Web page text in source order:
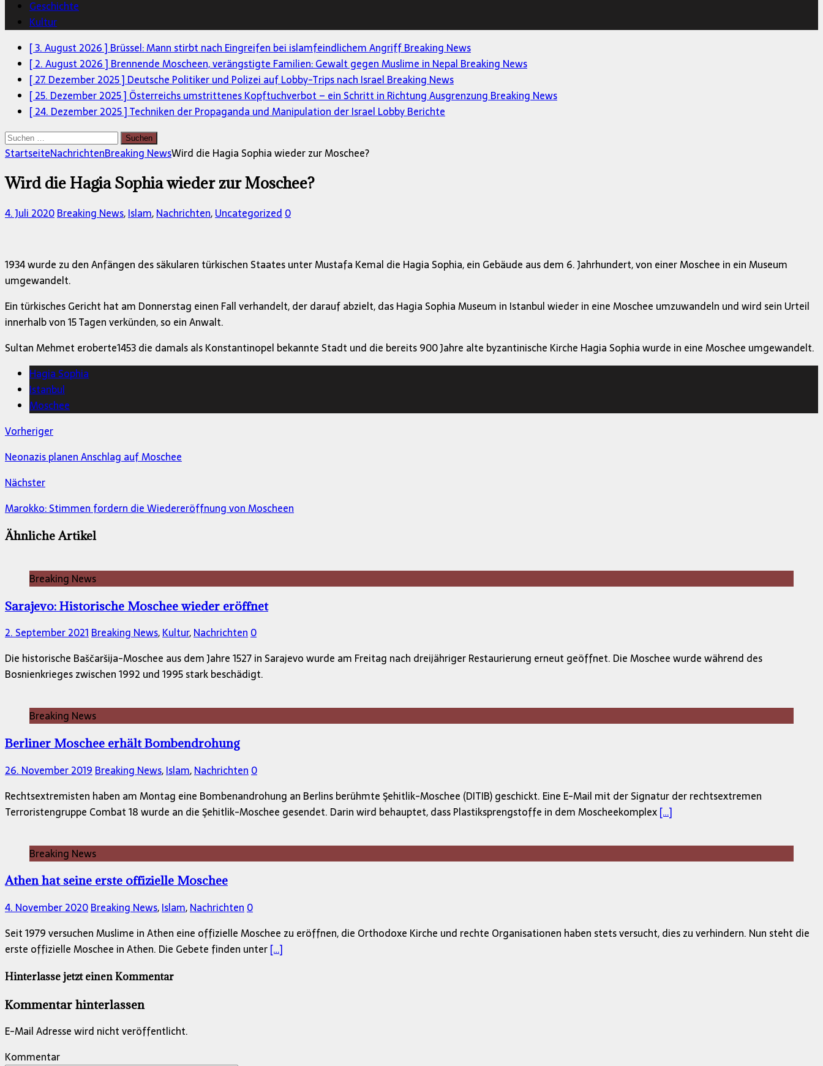
Geschichte
Kultur
[ 3. August 2026 ] Brüssel: Mann stirbt nach Eingreifen bei islamfeindlichem AngriffBreaking News
[ 2. August 2026 ] Brennende Moscheen, verängstigte Familien: Gewalt gegen Muslime in Nepal Breaking News
[ 27. Dezember 2025 ] Deutsche Politiker und Polizei auf Lobby-Trips nach Israel Breaking News
[ 25. Dezember 2025 ] Österreichs umstrittenes Kopftuchverbot – ein Schritt in Richtung Ausgrenzung Breaking News
[ 24. Dezember 2025 ]Techniken der Propaganda und Manipulation der Israel LobbyBerichte
Suchen
nach:
StartseiteNachrichtenBreaking NewsWird die Hagia Sophia wieder zur Moschee?
Wird die Hagia Sophia wieder zur Moschee?
4. Juli 2020Breaking News,Islam,Nachrichten,Uncategorized0
1934 wurde zu den Anfängen des säkularen türkischen Staates unter Mustafa Kemal die Hagia Sophia, ein Gebäude aus dem 6. Jahrhundert, von einer Moschee in ein Museum
umgewandelt.
Ein türkisches Gericht hat am Donnerstag einen Fall verhandelt, der darauf abzielt, das Hagia Sophia Museum in Istanbul wieder in eine Moschee umzuwandeln und wird sein Urteil
innerhalb von 15 Tagen verkünden, so ein Anwalt.
Sultan Mehmet eroberte1453 die damals als Konstantinopel bekannte Stadt und die bereits 900 Jahre alte byzantinische Kirche Hagia Sophia wurde in eine Moschee umgewandelt.
Hagia Sophia
Istanbul
Moschee
Vorheriger
Neonazis planen Anschlag auf Moschee
Nächster
Marokko: Stimmen fordern die Wiedereröffnung von Moscheen
Ähnliche Artikel
Breaking News
Sarajevo: Historische Moschee wieder eröffnet
2. September 2021Breaking News,Kultur,Nachrichten0
Die historische Baščaršija-Moschee aus dem Jahre 1527 in Sarajevo wurde am Freitag nach dreijähriger Restaurierung erneut geöffnet. Die Moschee wurde während des
Bosnienkrieges zwischen 1992 und 1995 stark beschädigt.
Breaking News
Berliner Moschee erhält Bombendrohung
26. November 2019 Breaking News,Islam,Nachrichten 0
Rechtsextremisten haben am Montag eine Bombenandrohung an Berlins berühmte Şehitlik-Moschee (DITIB) geschickt. Eine E-Mail mit der Signatur der rechtsextremen
Terroristengruppe Combat 18 wurde an die Şehitlik-Moschee gesendet. Darin wird behauptet, dass Plastiksprengstoffe in dem Moscheekomplex[…]
Breaking News
Athen hat seine erste offizielle Moschee
4. November 2020Breaking News,Islam,Nachrichten 0
Seit 1979 versuchen Muslime in Athen eine offizielle Moschee zu eröffnen, die Orthodoxe Kirche und rechte Organisationen haben stets versucht, dies zu verhindern. Nun steht die
erste offizielle Moschee in Athen. Die Gebete finden unter[…]
Hinterlasse jetzt einen Kommentar
Kommentar hinterlassen
E-Mail Adresse wird nicht veröffentlicht.
Kommentar